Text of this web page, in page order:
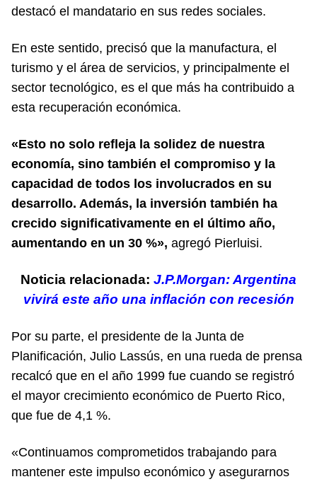
destacó el mandatario en sus redes sociales.
En este sentido, precisó que la manufactura, el
turismo y el área de servicios, y principalmente el
sector tecnológico, es el que más ha contribuido a
esta recuperación económica.
«Esto no solo refleja la solidez de nuestra
economía, sino también el compromiso y la
capacidad de todos los involucrados en su
desarrollo. Además, la inversión también ha
crecido significativamente en el último año,
aumentando en un 30 %», agregó Pierluisi.
Noticia relacionada: J.P.Morgan: Argentina
vivirá este año una inflación con recesión
Por su parte, el presidente de la Junta de
Planificación, Julio Lassús, en una rueda de prensa
recalcó que en el año 1999 fue cuando se registró
el mayor crecimiento económico de Puerto Rico,
que fue de 4,1 %.
«Continuamos comprometidos trabajando para
mantener este impulso económico y asegurarnos